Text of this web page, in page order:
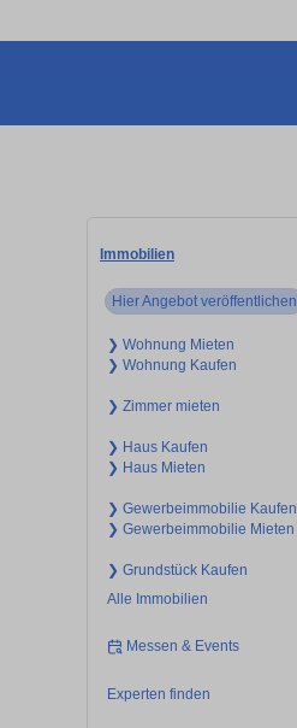
Immobilien
Hier Angebot veröffentlichen
❯ Wohnung Mieten
❯ Wohnung Kaufen
❯ Zimmer mieten
❯ Haus Kaufen
❯ Haus Mieten
❯ Gewerbeimmobilie Kaufen
❯ Gewerbeimmobilie Mieten
❯ Grundstück Kaufen
Alle Immobilien
Messen & Events
Experten finden